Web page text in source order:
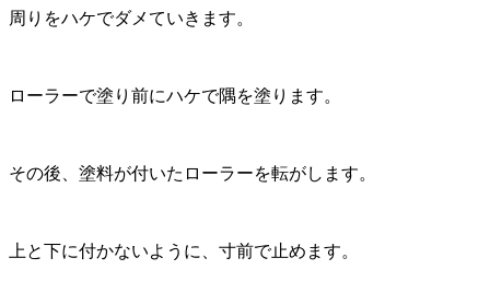
周りをハケでダメていきます。
ローラーで塗り前にハケで隅を塗ります。
その後、塗料が付いたローラーを転がします。
上と下に付かないように、寸前で止めます。